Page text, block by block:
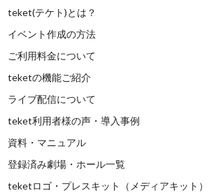
teket(テケト)とは？
イベント作成の方法
ご利用料金について
teketの機能ご紹介
ライブ配信について
teket利用者様の声・導入事例
資料・マニュアル
登録済み劇場・ホール一覧
teketロゴ・プレスキット（メディアキット）